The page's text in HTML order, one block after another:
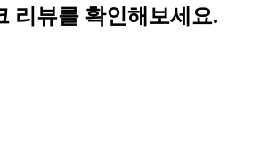
리뷰를 확인해보세요.